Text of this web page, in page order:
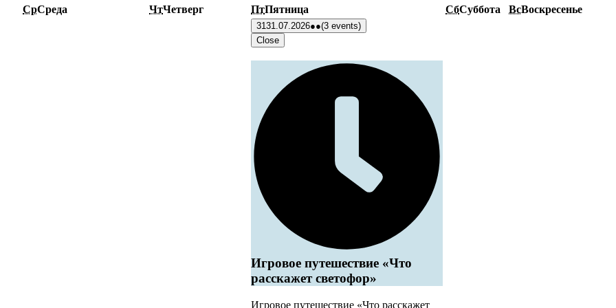
СрСреда ЧтЧетверг ПтПятница СбСуббота ВсВоскресенье
3131.07.2026●●(3 events)
Close
Игровое путешествие «Что
расскажет светофор»
Игровое путешествие «Что расскажет